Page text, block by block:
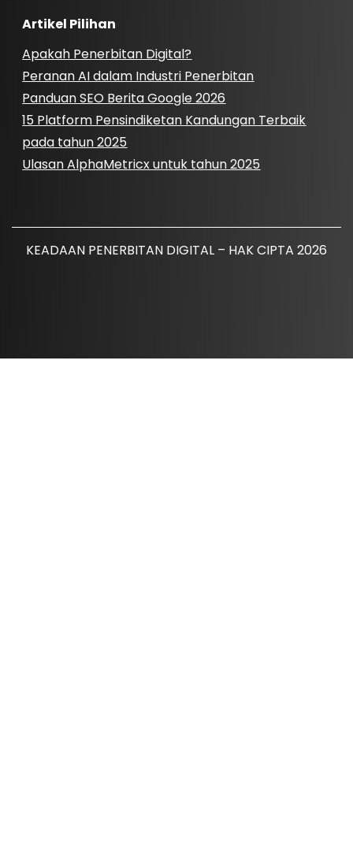
Artikel Pilihan
Apakah Penerbitan Digital?
Peranan AI dalam Industri Penerbitan
Panduan SEO Berita Google 2026
15 Platform Pensindiketan Kandungan Terbaik
pada tahun 2025
Ulasan AlphaMetricx untuk tahun 2025
KEADAAN PENERBITAN DIGITAL – HAK CIPTA 2026